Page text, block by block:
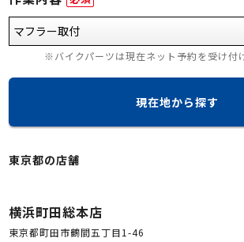
※バイクパーツは現在ネット予約を受け付
現在地から探す
東京都の店舗
横浜町田総本店
東京都町田市鶴間五丁目1-46